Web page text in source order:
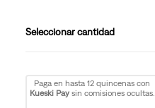
cantidad
Paga en hasta 12 quincenas con
Kueski Paysin comisiones ocultas.